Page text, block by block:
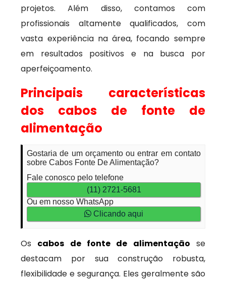
projetos. Além disso, contamos com
profissionais altamente qualificados, com
vasta experiência na área, focando sempre
em resultados positivos e na busca por
aperfeiçoamento.
Principais características
dos cabos de fonte de
alimentação
Gostaria de um orçamento ou entrar em contato
sobre Cabos Fonte De Alimentação?
Fale conosco pelo telefone
(11) 2721-5681
Ou em nosso WhatsApp
Clicando aqui
Os cabos de fonte de alimentação se
destacam por sua construção robusta,
flexibilidade e segurança. Eles geralmente são